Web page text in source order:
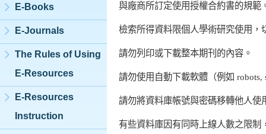
E-Books
E-Journals
The Rules of Using
E-Resources
E-Resources
Instruction
與廠商所訂定使用授權合約書的規範
檢索所得資料限個人學術研究使用，
請勿列印或下載整本期刊的內容。
請勿使用自動下載軟體（例如
請勿將資料庫帳號與密碼移轉他人使
有些資料庫因有同時上線人數之限